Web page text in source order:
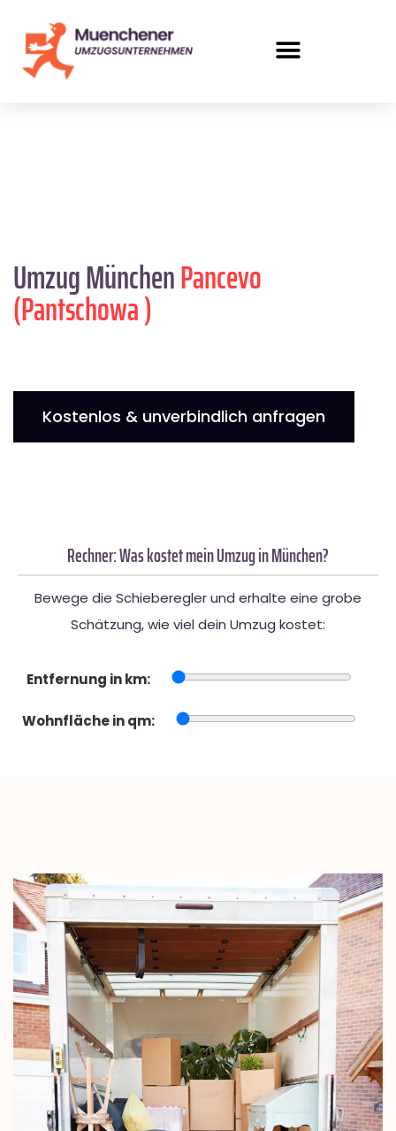
Umzug MünchenPancevo
(Pantschowa )
Kostenlos & unverbindlich anfragen
Rechner: Was kostet mein Umzug in München?
Bewege die Schieberegler und erhalte eine grobe
Schätzung, wie viel dein Umzug kostet:
Entfernung in km:
Wohnfläche in qm: